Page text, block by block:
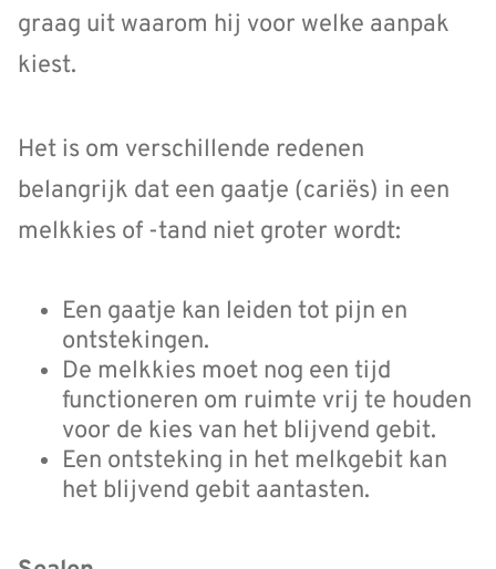
graag uit waarom hij voor welke aanpak
kiest.
Het is om verschillende redenen
belangrijk dat een gaatje (cariës) in een
melkkies of -tand niet groter wordt:
Een gaatje kan leiden tot pijn en
ontstekingen.
De melkkies moet nog een tijd
functioneren om ruimte vrij te houden
voor de kies van het blijvend gebit.
Een ontsteking in het melkgebit kan
het blijvend gebit aantasten.